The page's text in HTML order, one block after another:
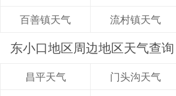
百善镇天气 流村镇天气
东小口地区周边地区天气查询
昌平天气 门头沟天气